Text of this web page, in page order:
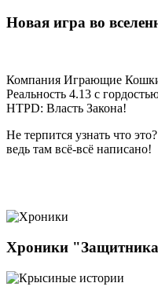
Новая игра во
Компания Играющие
Реальность 4.13 с
HTPD: Власть Закона!
Не терпится узнать что
ведь там всё-всё написано!
Хроники